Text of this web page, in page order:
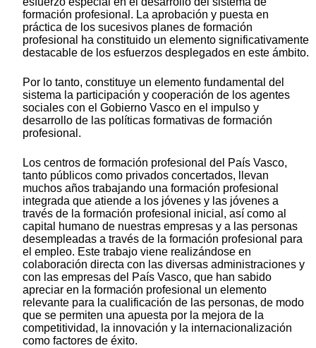
formación profesional. La aprobación y puesta en
práctica de los sucesivos planes de formación
profesional ha constituido un elemento significativamente
destacable de los esfuerzos desplegados en este ámbito.
Por lo tanto, constituye un elemento fundamental del
sistema la participación y cooperación de los agentes
sociales con el Gobierno Vasco en el impulso y
desarrollo de las políticas formativas de formación
profesional.
Los centros de formación profesional del País Vasco,
tanto públicos como privados concertados, llevan
muchos años trabajando una formación profesional
integrada que atiende a los jóvenes y las jóvenes a
través de la formación profesional inicial, así como al
capital humano de nuestras empresas y a las personas
desempleadas a través de la formación profesional para
el empleo. Este trabajo viene realizándose en
colaboración directa con las diversas administraciones y
con las empresas del País Vasco, que han sabido
apreciar en la formación profesional un elemento
relevante para la cualificación de las personas, de modo
que se permiten una apuesta por la mejora de la
competitividad, la innovación y la internacionalización
como factores de éxito.